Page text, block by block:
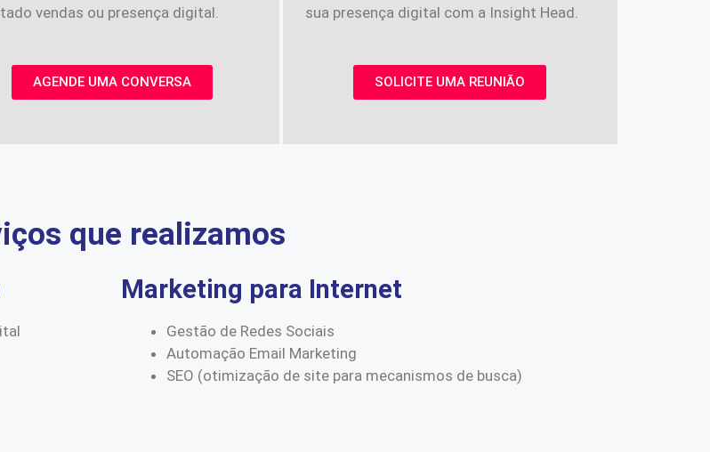
vendas ou presença digital.
AGENDE UMA CONVERSA
sua presença digital com a Insight Head.
SOLICITE UMA REUNIÃO
que realizamos
Marketing para Internet
Gestão de Redes Sociais
Automação Email Marketing
SEO (otimização de site para mecanismos de busca)